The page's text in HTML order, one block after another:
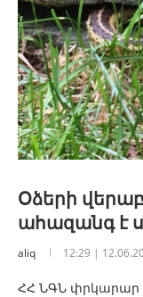
Օձերի
ահազանգ է
aliq 12:29 |
ՀՀ ՆԳՆ փրկարար